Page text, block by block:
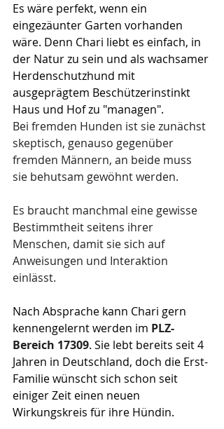
Es wäre perfekt, wenn ein
eingezäunter Garten vorhanden
wäre. Denn Chari liebt es einfach, in
der Natur zu sein und als wachsamer
Herdenschutzhund mit
ausgeprägtem Beschützerinstinkt
Haus und Hof zu "managen".
Bei fremden Hunden ist sie zunächst
skeptisch, genauso gegenüber
fremden Männern, an beide muss
sie behutsam gewöhnt werden.
Es braucht manchmal eine gewisse
Bestimmtheit seitens ihrer
Menschen, damit sie sich auf
Anweisungen und Interaktion
einlässt.
Nach Absprache kann Chari gern
kennengelernt werden im PLZ-
Bereich 17309. Sie lebt bereits seit 4
Jahren in Deutschland, doch die Erst-
Familie wünscht sich schon seit
einiger Zeit einen neuen
Wirkungskreis für ihre Hündin.